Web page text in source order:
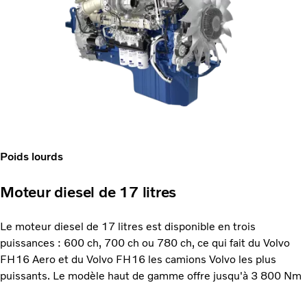
Poids lourds
Moteur diesel de 17 litres
Le moteur diesel de 17 litres est disponible en trois
puissances : 600 ch, 700 ch ou 780 ch, ce qui fait du Volvo
FH16 Aero et du Volvo FH16 les camions Volvo les plus
puissants. Le modèle haut de gamme offre jusqu'à 3 800 Nm